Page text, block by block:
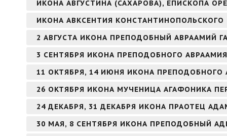
ИКОНА АВГУСТИНА (САХАРОВА), ЕПИСКОПА
ИКОНА АВКСЕНТИЯ КОНСТАНТИНОПОЛЬСКОГО
2 АВГУСТА ИКОНА ПРЕПОДОБНЫЙ АВРААМИЙ
3 СЕНТЯБРЯ ИКОНА ПРЕПОДОБНОГО
11 ОКТЯБРЯ, 14 ИЮНЯ ИКОНА ПРЕПОДОБНОГО
26 ОКТЯБРЯ ИКОНА МУЧЕНИЦА АГАФОНИКА
24 ДЕКАБРЯ, 31 ДЕКАБРЯ ИКОНА ПРАОТЕЦ
30 МАЯ, 8 СЕНТЯБРЯ ИКОНА ПРЕПОДОБНЫЙ